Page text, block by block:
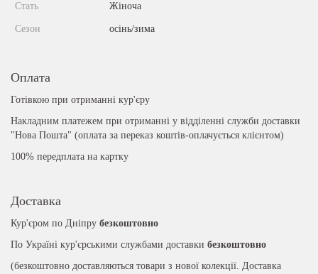
Стать Жіноча
Сезон осінь/зима
Оплата
Готівкою при отриманні кур'єру
Накладним платежем при отриманні у відділенні служби доставки
"Нова Пошта" (оплата за переказ коштів-оплачується клієнтом)
100% передплата на картку
Доставка
Кур'єром по Дніпру безкоштовно
По Україні кур'єрськими службами доставки безкоштовно
(безкоштовно доставляються товари з нової колекції. Доставка